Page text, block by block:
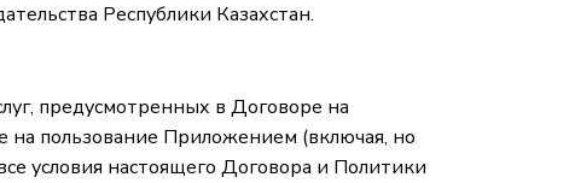
Республики Казахстан.
предусмотренных в Договоре на
на пользование Приложением (включая, но
условия настоящего Договора и Политики